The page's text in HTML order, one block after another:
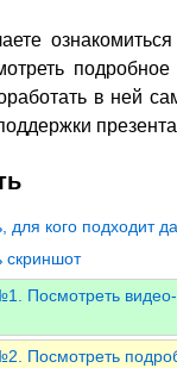
подробное
в ней
для кого подходит
скриншот
Посмотреть
Посмотреть